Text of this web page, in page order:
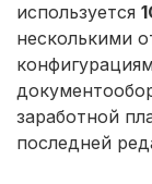
используется
несколькими
заработной
последней